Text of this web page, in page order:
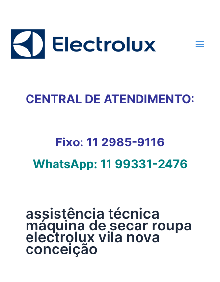
conteúdo
CENTRAL DE ATENDIMENTO:
Fixo: 11 2985-9116
WhatsApp: 11 99331-2476
assistência técnica
máquina de secar roupa
electrolux vila nova
conceição